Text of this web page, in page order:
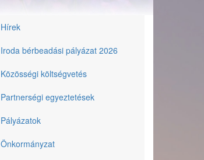
Önkormányzat
Hírek
Iroda bérbeadási pályázat 2026
Közösségi költségvetés
Partnerségi egyeztetések
Pályázatok
Önkormányzat